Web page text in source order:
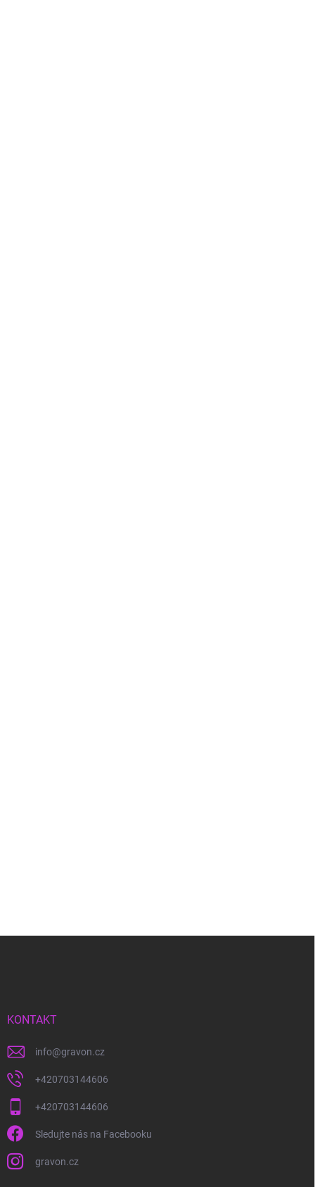
KONTAKT
info@gravon.cz
+420703144606
+420703144606
Sledujte nás na Facebooku
gravon.cz